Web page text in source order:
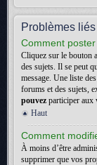
Problèmes
Comment
Cliquez sur le bouton
des sujets. Il se peut
message. Une liste
forums et des sujets,
pouvez participer aux
Haut
Comment
À moins d’être
supprimer que vos